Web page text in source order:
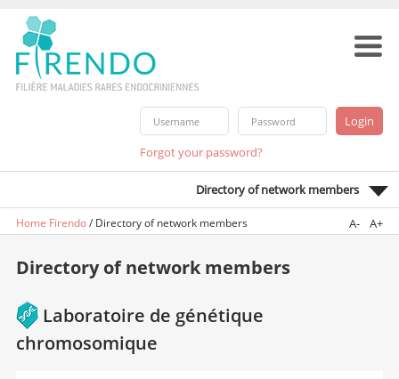
Forgot your password?
Directory of network members
Home Firendo/Directory of network members A- A+
Directory of network members
Laboratoire de génétique
chromosomique